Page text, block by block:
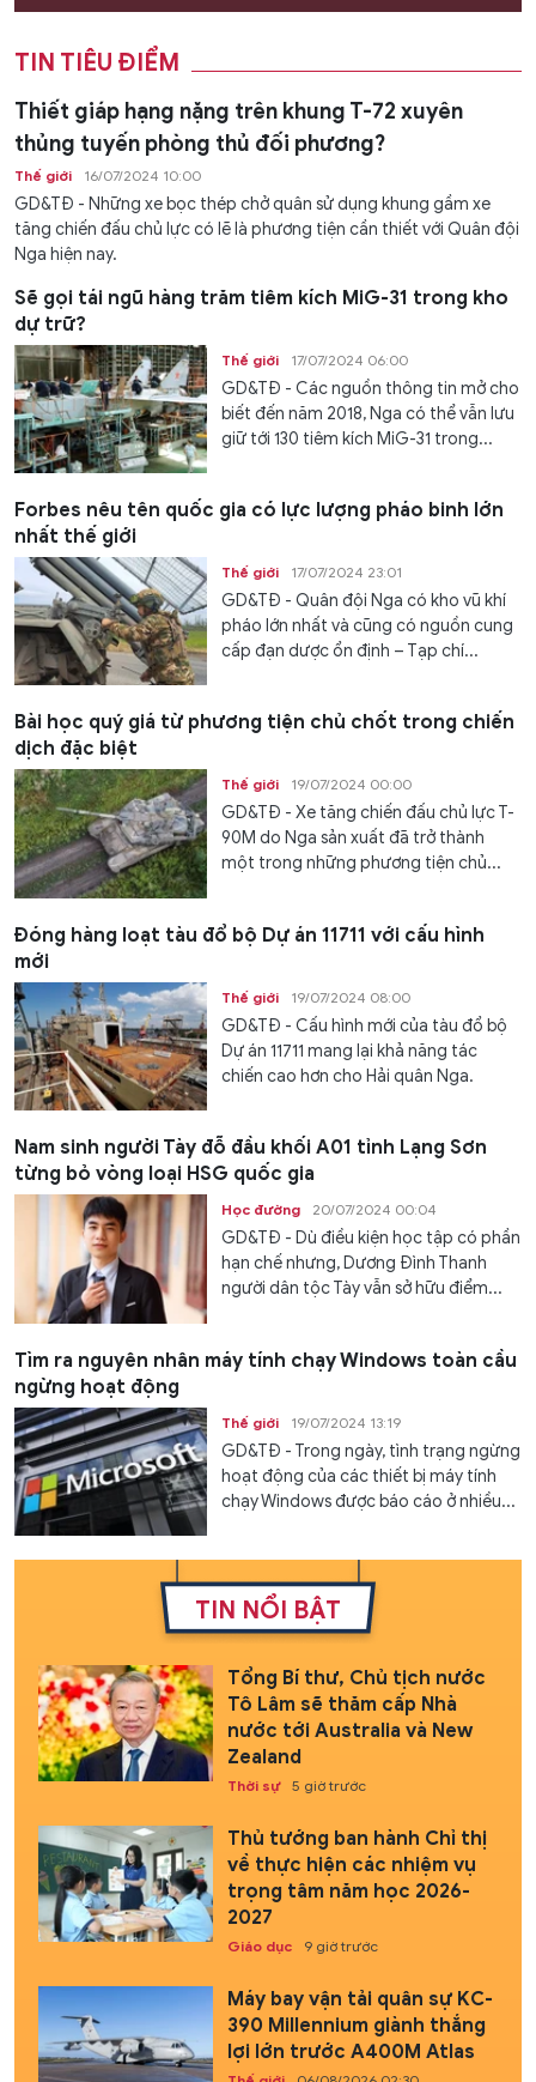
TIN TIÊU ĐIỂM
Thiết giáp hạng nặng trên khung T-72 xuyên
thủng tuyến phòng thủ đối phương?
Thế giới 16/07/2024 10:00
GD&TĐ - Những xe bọc thép chở quân sử dụng khung gầm xe
tăng chiến đấu chủ lực có lẽ là phương tiện cần thiết với Quân đội
Nga hiện nay.
Sẽ gọi tái ngũ hàng trăm tiêm kích MiG-31 trong kho
dự trữ?
Thế giới 17/07/2024 06:00
GD&TĐ - Các nguồn thông tin mở cho
biết đến năm 2018, Nga có thể vẫn lưu
giữ tới 130 tiêm kích MiG-31 trong...
Forbes nêu tên quốc gia có lực lượng pháo binh lớn
nhất thế giới
Thế giới 17/07/2024 23:01
GD&TĐ - Quân đội Nga có kho vũ khí
pháo lớn nhất và cũng có nguồn cung
cấp đạn dược ổn định – Tạp chí...
Bài học quý giá từ phương tiện chủ chốt trong chiến
dịch đặc biệt
Thế giới 19/07/2024 00:00
GD&TĐ - Xe tăng chiến đấu chủ lực T-
90M do Nga sản xuất đã trở thành
một trong những phương tiện chủ...
Đóng hàng loạt tàu đổ bộ Dự án 11711 với cấu hình
mới
Thế giới 19/07/2024 08:00
GD&TĐ - Cấu hình mới của tàu đổ bộ
Dự án 11711 mang lại khả năng tác
chiến cao hơn cho Hải quân Nga.
Nam sinh người Tày đỗ đầu khối A01 tỉnh Lạng Sơn
từng bỏ vòng loại HSG quốc gia
Học đường 20/07/2024 00:04
GD&TĐ - Dù điều kiện học tập có phần
hạn chế nhưng, Dương Đình Thanh
người dân tộc Tày vẫn sở hữu điểm...
Tìm ra nguyên nhân máy tính chạy Windows toàn cầu
ngừng hoạt động
Thế giới 19/07/2024 13:19
GD&TĐ - Trong ngày, tình trạng ngừng
hoạt động của các thiết bị máy tính
chạy Windows được báo cáo ở nhiều...
TIN NỔI BẬT
Tổng Bí thư, Chủ tịch nước
Tô Lâm sẽ thăm cấp Nhà
nước tới Australia và New
Zealand
Thời sự 5 giờ trước
Thủ tướng ban hành Chỉ thị
về thực hiện các nhiệm vụ
trọng tâm năm học 2026-
2027
Giáo dục 9 giờ trước
Máy bay vận tải quân sự KC-
390 Millennium giành thắng
lợi lớn trước A400M Atlas